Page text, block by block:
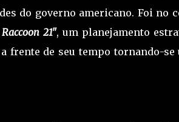
do governo americano. Foi no
21", um planejamento
frente de seu tempo tornando-